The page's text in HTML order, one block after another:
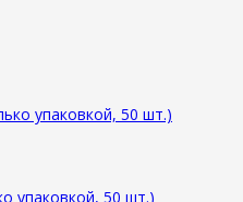
упаковкой, 50 шт.)